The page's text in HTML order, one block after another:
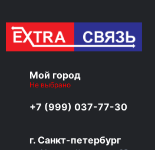
Мой город
Не выбрано
+7 (999) 037-77-30
г. Санкт-петербург